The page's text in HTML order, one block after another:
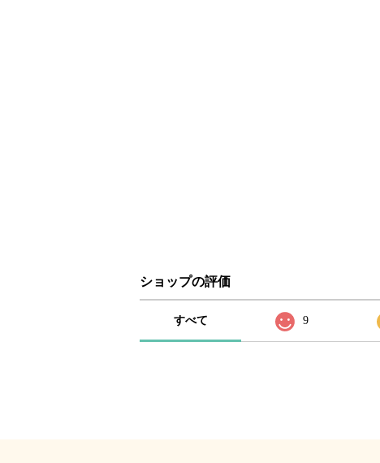
ショップの評価
すべて 9